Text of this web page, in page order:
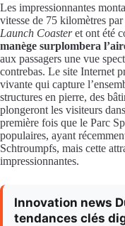
Les impressionnantes
vitesse de 75 kilomètres
Launch Coasteret ont été
manège surplombera
aux passagers une vue
contrebas. Le site Internet
vivante qui capture
structures en pierre, des
plongeront les visiteurs
première fois que le Parc
populaires, ayant
Schtroumpfs, mais cette
impressionnantes.
Innovation news
tendances clés